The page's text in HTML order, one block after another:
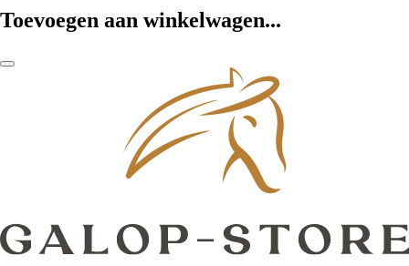
Toevoegen aan winkelwagen...